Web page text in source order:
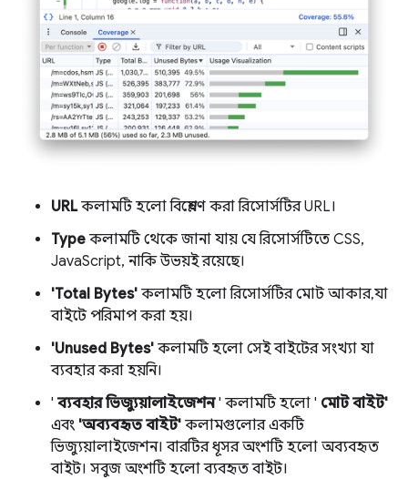
URLকলামটি হলো বিশ্লেষণ করা রিসোর্সটির URL।
Type কলামটি থেকে জানা যায় যে রিসোর্সটিতে CSS,
JavaScript, নাকি উভয়ই রয়েছে।
'Total Bytes' কলামটি হলো রিসোর্সটির মোট আকার, যা
বাইটে পরিমাপ করা হয়।
'Unused Bytes' কলামটি হলো সেই বাইটের সংখ্যা যা
ব্যবহার করা হয়নি।
' ব্যবহার ভিজ্যুয়ালাইজেশন' কলামটি হলো ' মোট বাইট'
এবং 'অব্যবহৃত বাইট' কলামগুলোর একটি
ভিজ্যুয়ালাইজেশন। বারটির ধূসর অংশটি হলো অব্যবহৃত
বাইট। সবুজ অংশটি হলো ব্যবহৃত বাইট।